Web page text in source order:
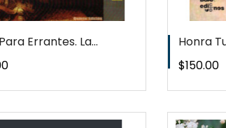
Errantes. La...
Honra
Precio
$150.00